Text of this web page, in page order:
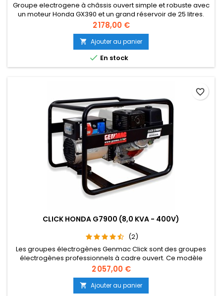
Groupe electrogene à châssis ouvert simple et robuste avec
un moteur Honda GX390 et un grand réservoir de 25 litres.
Excellent générateur pour les travaux de construction. Le
générateur est également équipé d'AVR (régulation
automatique de tension) adapté aux équipements sensibles.
Prix
2 178,00 €
 Ajouter au panier
 En stock
CLICK HONDA G7900 (8,0 KVA - 400V)
(2)
Les groupes électrogènes Genmac Click sont des groupes
électrogènes professionnels à cadre ouvert. Ce modèle
triphasé fait partie de la gamme essence Click. Ce groupe
électrogène est équipé d'un moteur Honda 1 cylindre 4
temps GX390.
Prix
2 057,00 €
 Ajouter au panier
favorite_border